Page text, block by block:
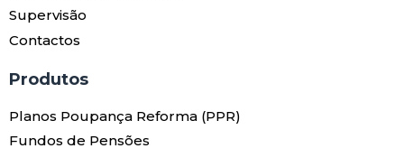
Supervisão
Contactos
Produtos​
Planos Poupança Reforma (PPR)
Fundos de Pensões